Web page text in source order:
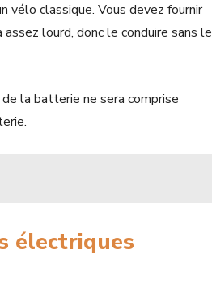
vélo classique. Vous devez fournir
lourd, donc le conduire sans le
la batterie ne sera comprise
électriques